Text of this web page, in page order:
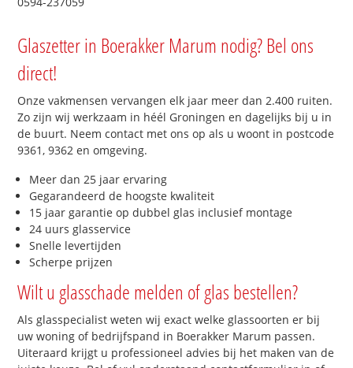
Glaszetter in Boerakker Marum nodig? Bel ons
direct!
Onze vakmensen vervangen elk jaar meer dan 2.400 ruiten.
Zo zijn wij werkzaam in héél Groningen en dagelijks bij u in
de buurt. Neem contact met ons op als u woont in postcode
9361, 9362 en omgeving.
Meer dan 25 jaar ervaring
Gegarandeerd de hoogste kwaliteit
15 jaar garantie op dubbel glas inclusief montage
24 uurs glasservice
Snelle levertijden
Scherpe prijzen
Wilt u glasschade melden of glas bestellen?
Als glasspecialist weten wij exact welke glassoorten er bij
uw woning of bedrijfspand in Boerakker Marum passen.
Uiteraard krijgt u professioneel advies bij het maken van de